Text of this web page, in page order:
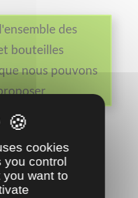
des
bouteilles
nous pouvons
cookies
you control
you want to